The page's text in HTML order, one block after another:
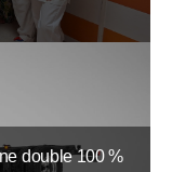
double 100 %